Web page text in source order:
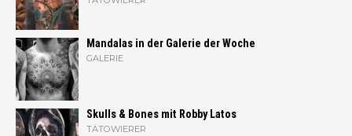
Mandalas in der Galerie der Woche
GALERIE
Skulls & Bones mit Robby Latos
TÄTOWIERER